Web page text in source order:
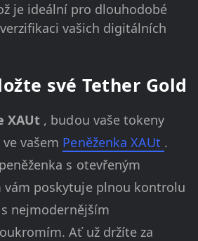
je ideální pro dlouhodobé
vašich digitálních
své Tether Gold
XAUt , budou vaše tokeny
vašem Peněženka XAUt .
s otevřeným
vám poskytuje plnou kontrolu
nejmodernějším
Ať už držíte za